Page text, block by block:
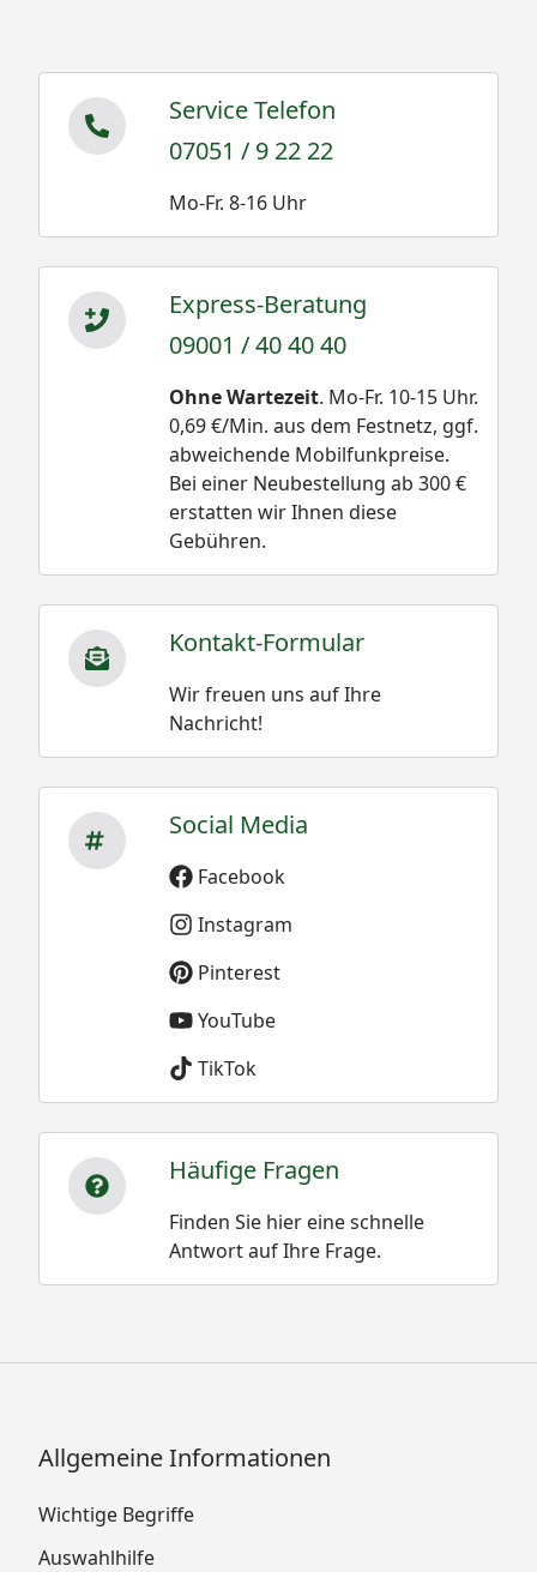
Service Telefon
07051 / 9 22 22
Mo-Fr. 8-16 Uhr
Express-Beratung
09001 / 40 40 40
Ohne Wartezeit. Mo-Fr. 10-15 Uhr.
0,69 €/Min. aus dem Festnetz, ggf.
abweichende Mobilfunkpreise.
Bei einer Neubestellung ab 300 €
erstatten wir Ihnen diese
Gebühren.
Kontakt-Formular
Wir freuen uns auf Ihre
Nachricht!
Social Media
Facebook
Instagram
Pinterest
YouTube
TikTok
Häufige Fragen
Finden Sie hier eine schnelle
Antwort auf Ihre Frage.
Allgemeine Informationen
Wichtige Begriffe
Auswahlhilfe